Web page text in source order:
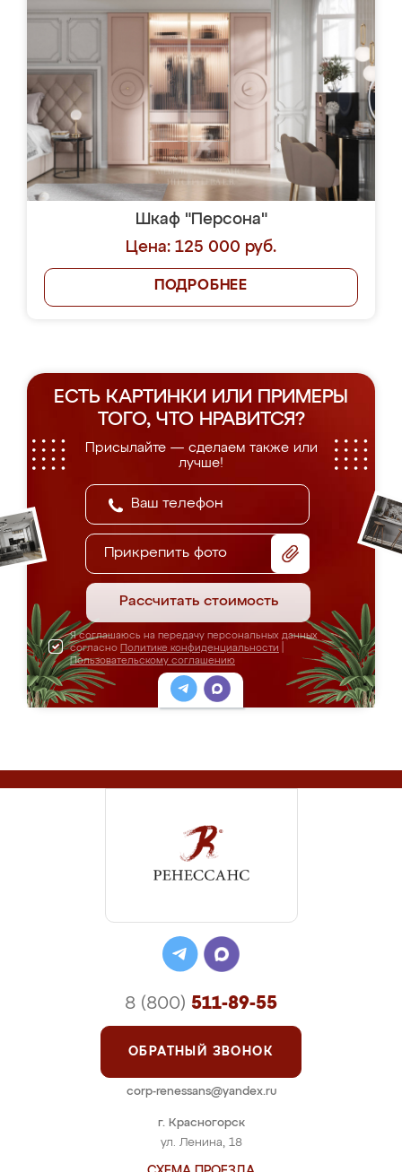
Шкаф "Персона"
Цена: 125 000 руб.
ПОДРОБНЕЕ
ЕСТЬ КАРТИНКИ ИЛИ ПРИМЕРЫ
ТОГО, ЧТО НРАВИТСЯ?
Присылайте — сделаем также или
лучше!
Прикрепить фото
Рассчитать стоимость
Я соглашаюсь на передачу персональных данных
согласно Политике конфиденциальности
Пользовательскому соглашению
г. Красногорск
ул. Ленина, 18
8 (800) 511-89-55
ОБРАТНЫЙ ЗВОНОК
corp-renessans@yandex.ru